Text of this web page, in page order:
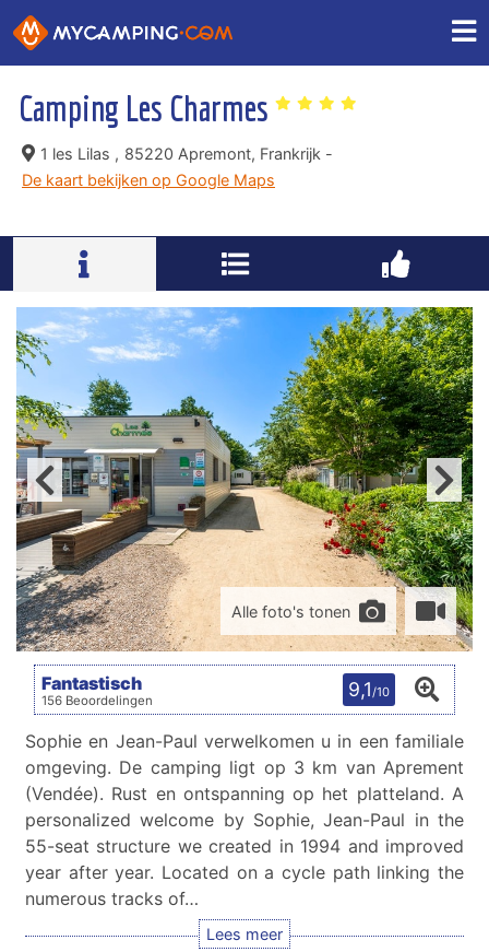
Camping Les Charmes
1 les Lilas , 85220 Apremont, Frankrijk -
De kaart bekijken op Google Maps
Alle foto's tonen
Fantastisch
156 Beoordelingen 9,1/10
Sophie en Jean-Paul verwelkomen u in een familiale
omgeving. De camping ligt op 3 km van Aprement
(Vendée). Rust en ontspanning op het platteland. A
personalized welcome by Sophie, Jean-Paul in the
55-seat structure we created in 1994 and improved
year after year. Located on a cycle path linking the
numerous tracks of…